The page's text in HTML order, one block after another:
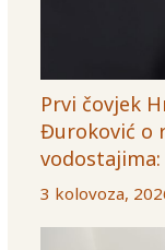
Prvi čovjek
Đuroković o
3 kolovoza,